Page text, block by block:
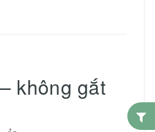
không gắt